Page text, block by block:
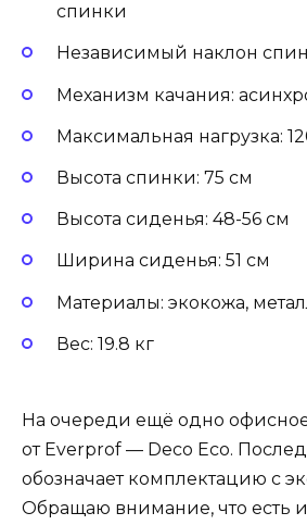
спинки
Независимый наклон
Механизм качания:
Максимальная нагрузка:
Высота спинки: 75 см
Высота сиденья: 48-56 см
Ширина сиденья: 51 см
Материалы: экокожа,
Вес: 19.8 кг
На очереди ещё одно
от Everprof — Deco Eco.
обозначает комплектацию с
Обращаю внимание, что есть